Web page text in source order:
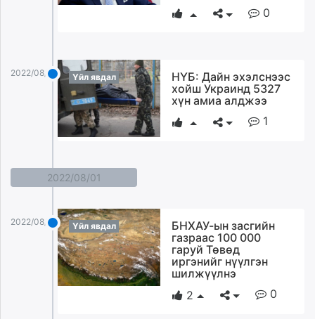
0
2022/08/02 Үйл явдал
НҮБ: Дайн эхэлснээс
хойш Украинд 5327
хүн амиа алджээ
1
2022/08/01
2022/08/01 Үйл явдал
БНХАУ-ын засгийн
газраас 100 000
гаруй Төвөд
иргэнийг нүүлгэн
шилжүүлнэ
2
0